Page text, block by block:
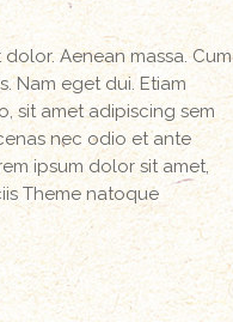
Aenean massa. Cum
Nam eget dui. Etiam
sit amet adipiscing sem
nec odio et ante
ipsum dolor sit amet,
Theme natoque